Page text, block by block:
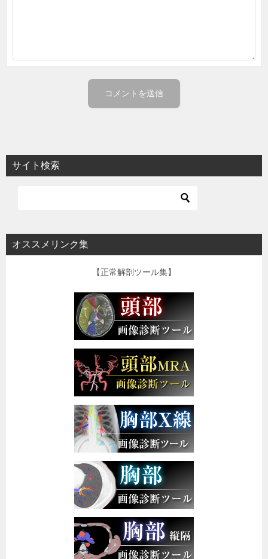
サイト検索
オススメリンク集
【正常解剖ツール集】